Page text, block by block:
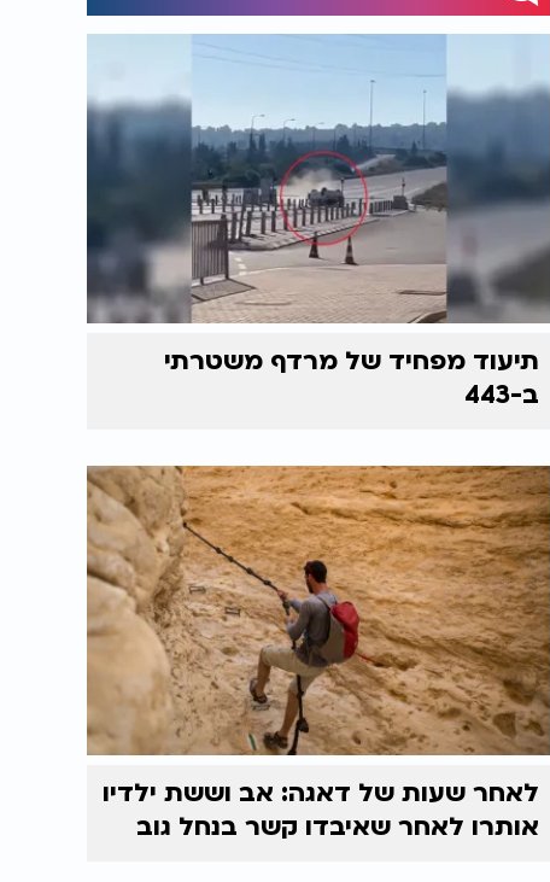
תיעוד מפחיד של מרדף משטרתי
ב-443
לאחר שעות של דאגה: אב וששת ילדיו
אותרו לאחר שאיבדו קשר בנחל גוב